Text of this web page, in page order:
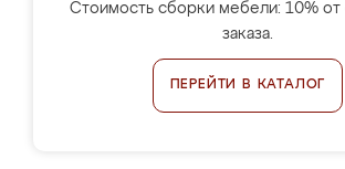
Стоимость сборки мебели: 10% от
заказа.
ПЕРЕЙТИ В КАТАЛОГ